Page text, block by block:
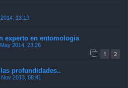
13:13
experto en entomologia
2014, 23:26
1 2
profundidades..
Nov 2013, 08:41